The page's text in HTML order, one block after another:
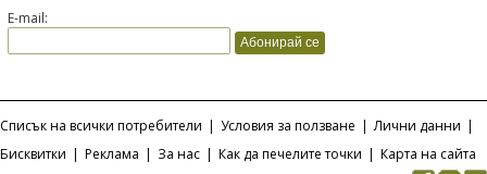
E-mail:
Списък на всички потребители | Условия за ползване | Лични данни |
Бисквитки | Реклама | За нас | Как да печелите точки | Карта на сайта